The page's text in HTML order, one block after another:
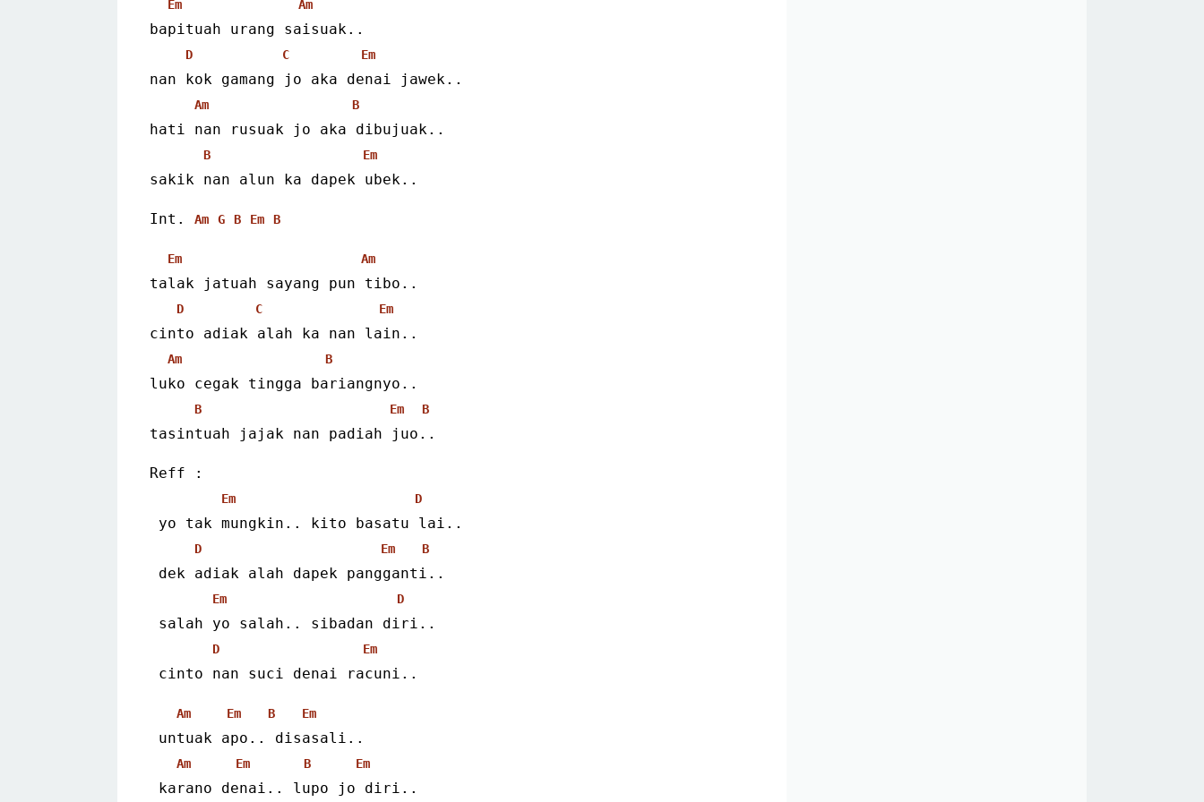
Em Am
bapituah urang saisuak..
D C Em
nan kok gamang jo aka denai jawek..
Am B
hati nan rusuak jo aka dibujuak..
B Em
sakik nan alun ka dapek ubek..
Int. Am G B Em B
Em Am
talak jatuah sayang pun tibo..
D C Em
cinto adiak alah ka nan lain..
Am B
luko cegak tingga bariangnyo..
B Em B
tasintuah jajak nan padiah juo..
Reff :
Em D
yo tak mungkin.. kito basatu lai..
D Em B
dek adiak alah dapek pangganti..
Em D
salah yo salah.. sibadan diri..
D Em
cinto nan suci denai racuni..
Am Em B Em
untuak apo.. disasali..
Am Em B Em
karano denai.. lupo jo diri..